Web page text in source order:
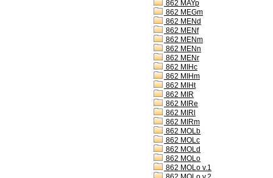
862 MAYp
862 MEGm
862 MENd
862 MENf
862 MENm
862 MENn
862 MENr
862 MIHc
862 MIHm
862 MIHt
862 MIR
862 MIRe
862 MIRl
862 MIRm
862 MOLb
862 MOLc
862 MOLd
862 MOLo
862 MOLo v.1